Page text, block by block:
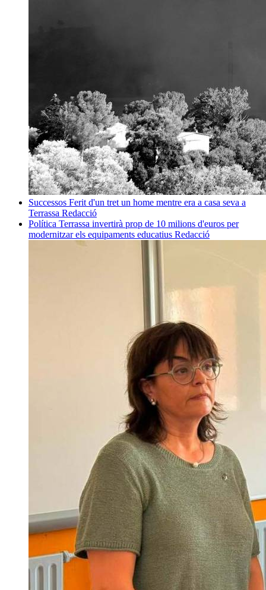
Successos Ferit d'un tret un home mentre era a casa seva a
Terrassa Redacció
Política Terrassa invertirà prop de 10 milions d'euros per
modernitzar els equipaments educatius Redacció